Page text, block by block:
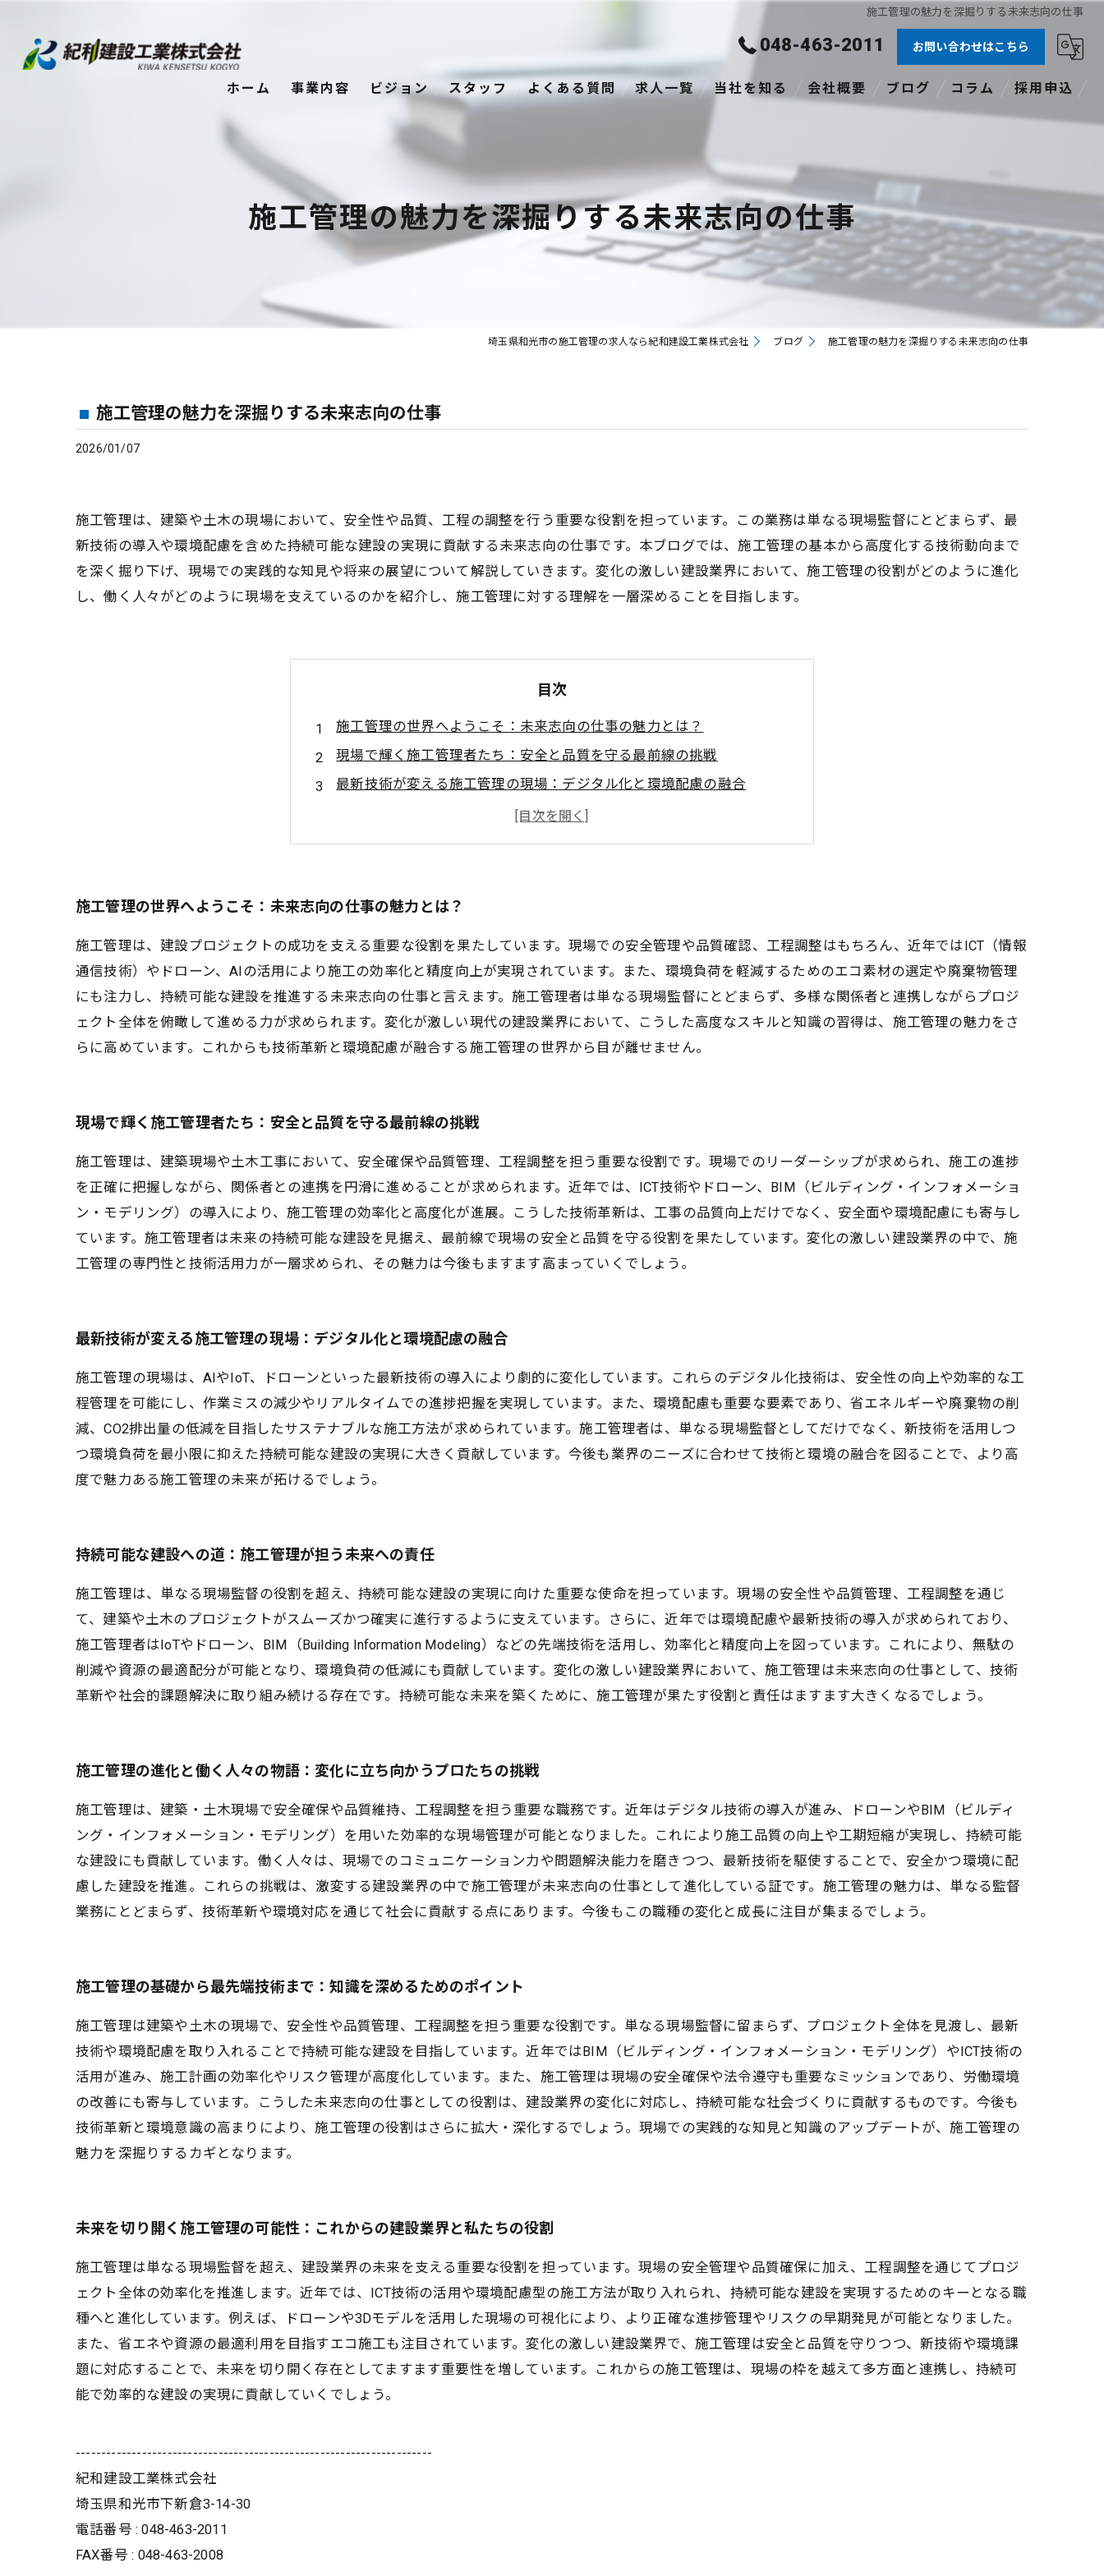
施工管理の魅力を深掘りする未来志向の仕事
048-463-2011 お問い合わせはこちら
ホーム 事業内容 ビジョン スタッフ よくある質問 求人一覧 当社を知る
正社員
資格あり
転職
会社概要 ブログ コラム 採用申込
施工管理の魅力を深掘りする未来志向の仕事
埼玉県和光市の施工管理の求人なら紀和建設工業株式会社 ブログ 施工管理の魅力を深掘りする未来志向の仕事
施工管理の魅力を深掘りする未来志向の仕事
2026/01/07
施工管理は、建築や土木の現場において、安全性や品質、工程の調整を行う重要な役割を担っています。この業務は単なる現場監督にとどまらず、最
新技術の導入や環境配慮を含めた持続可能な建設の実現に貢献する未来志向の仕事です。本ブログでは、施工管理の基本から高度化する技術動向まで
を深く掘り下げ、現場での実践的な知見や将来の展望について解説していきます。変化の激しい建設業界において、施工管理の役割がどのように進化
し、働く人々がどのように現場を支えているのかを紹介し、施工管理に対する理解を一層深めることを目指します。
目次
施工管理の世界へようこそ：未来志向の仕事の魅力とは？
現場で輝く施工管理者たち：安全と品質を守る最前線の挑戦
最新技術が変える施工管理の現場：デジタル化と環境配慮の融合
持続可能な建設への道：施工管理が担う未来への責任
施工管理の進化と働く人々の物語：変化に立ち向かうプロたちの挑戦
未来を切り開く施工管理の可能性：これからの建設業界と私たちの役割
施工管理の世界へようこそ：未来志向の仕事の魅力とは？
施工管理は、建設プロジェクトの成功を支える重要な役割を果たしています。現場での安全管理や品質確認、工程調整はもちろん、近年ではICT（情報
通信技術）やドローン、AIの活用により施工の効率化と精度向上が実現されています。また、環境負荷を軽減するためのエコ素材の選定や廃棄物管理
にも注力し、持続可能な建設を推進する未来志向の仕事と言えます。施工管理者は単なる現場監督にとどまらず、多様な関係者と連携しながらプロジ
ェクト全体を俯瞰して進める力が求められます。変化が激しい現代の建設業界において、こうした高度なスキルと知識の習得は、施工管理の魅力をさ
らに高めています。これからも技術革新と環境配慮が融合する施工管理の世界から目が離せません。
現場で輝く施工管理者たち：安全と品質を守る最前線の挑戦
施工管理は、建築現場や土木工事において、安全確保や品質管理、工程調整を担う重要な役割です。現場でのリーダーシップが求められ、施工の進捗
を正確に把握しながら、関係者との連携を円滑に進めることが求められます。近年では、ICT技術やドローン、BIM（ビルディング・インフォメーショ
ン・モデリング）の導入により、施工管理の効率化と高度化が進展。こうした技術革新は、工事の品質向上だけでなく、安全面や環境配慮にも寄与し
ています。施工管理者は未来の持続可能な建設を見据え、最前線で現場の安全と品質を守る役割を果たしています。変化の激しい建設業界の中で、施
工管理の専門性と技術活用力が一層求められ、その魅力は今後もますます高まっていくでしょう。
最新技術が変える施工管理の現場：デジタル化と環境配慮の融合
施工管理の現場は、AIやIoT、ドローンといった最新技術の導入により劇的に変化しています。これらのデジタル化技術は、安全性の向上や効率的な工
程管理を可能にし、作業ミスの減少やリアルタイムでの進捗把握を実現しています。また、環境配慮も重要な要素であり、省エネルギーや廃棄物の削
減、CO2排出量の低減を目指したサステナブルな施工方法が求められています。施工管理者は、単なる現場監督としてだけでなく、新技術を活用しつ
つ環境負荷を最小限に抑えた持続可能な建設の実現に大きく貢献しています。今後も業界のニーズに合わせて技術と環境の融合を図ることで、より高
度で魅力ある施工管理の未来が拓けるでしょう。
持続可能な建設への道：施工管理が担う未来への責任
施工管理は、単なる現場監督の役割を超え、持続可能な建設の実現に向けた重要な使命を担っています。現場の安全性や品質管理、工程調整を通じ
て、建築や土木のプロジェクトがスムーズかつ確実に進行するように支えています。さらに、近年では環境配慮や最新技術の導入が求められており、
施工管理者はIoTやドローン、BIM（Building Information Modeling）などの先端技術を活用し、効率化と精度向上を図っています。これにより、無駄の
削減や資源の最適配分が可能となり、環境負荷の低減にも貢献しています。変化の激しい建設業界において、施工管理は未来志向の仕事として、技術
革新や社会的課題解決に取り組み続ける存在です。持続可能な未来を築くために、施工管理が果たす役割と責任はますます大きくなるでしょう。
施工管理の進化と働く人々の物語：変化に立ち向かうプロたちの挑戦
施工管理は、建築・土木現場で安全確保や品質維持、工程調整を担う重要な職務です。近年はデジタル技術の導入が進み、ドローンやBIM（ビルディ
ング・インフォメーション・モデリング）を用いた効率的な現場管理が可能となりました。これにより施工品質の向上や工期短縮が実現し、持続可能
な建設にも貢献しています。働く人々は、現場でのコミュニケーション力や問題解決能力を磨きつつ、最新技術を駆使することで、安全かつ環境に配
慮した建設を推進。これらの挑戦は、激変する建設業界の中で施工管理が未来志向の仕事として進化している証です。施工管理の魅力は、単なる監督
業務にとどまらず、技術革新や環境対応を通じて社会に貢献する点にあります。今後もこの職種の変化と成長に注目が集まるでしょう。
施工管理の基礎から最先端技術まで：知識を深めるためのポイント
施工管理は建築や土木の現場で、安全性や品質管理、工程調整を担う重要な役割です。単なる現場監督に留まらず、プロジェクト全体を見渡し、最新
技術や環境配慮を取り入れることで持続可能な建設を目指しています。近年ではBIM（ビルディング・インフォメーション・モデリング）やICT技術の
活用が進み、施工計画の効率化やリスク管理が高度化しています。また、施工管理は現場の安全確保や法令遵守も重要なミッションであり、労働環境
の改善にも寄与しています。こうした未来志向の仕事としての役割は、建設業界の変化に対応し、持続可能な社会づくりに貢献するものです。今後も
技術革新と環境意識の高まりにより、施工管理の役割はさらに拡大・深化するでしょう。現場での実践的な知見と知識のアップデートが、施工管理の
魅力を深掘りするカギとなります。
未来を切り開く施工管理の可能性：これからの建設業界と私たちの役割
施工管理は単なる現場監督を超え、建設業界の未来を支える重要な役割を担っています。現場の安全管理や品質確保に加え、工程調整を通じてプロジ
ェクト全体の効率化を推進します。近年では、ICT技術の活用や環境配慮型の施工方法が取り入れられ、持続可能な建設を実現するためのキーとなる職
種へと進化しています。例えば、ドローンや3Dモデルを活用した現場の可視化により、より正確な進捗管理やリスクの早期発見が可能となりました。
また、省エネや資源の最適利用を目指すエコ施工も注目されています。変化の激しい建設業界で、施工管理は安全と品質を守りつつ、新技術や環境課
題に対応することで、未来を切り開く存在としてますます重要性を増しています。これからの施工管理は、現場の枠を越えて多方面と連携し、持続可
能で効率的な建設の実現に貢献していくでしょう。
----------------------------------------------------------------------
紀和建設工業株式会社
埼玉県和光市下新倉3-14-30
電話番号 : 048-463-2011
FAX番号 : 048-463-2008